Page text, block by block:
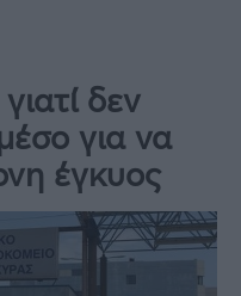
δεν
για να
έγκυος